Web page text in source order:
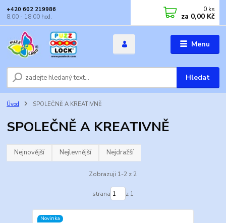
Menu
Hledat
+420 602 219986
8.00 - 18.00 hod.
0 ks
za 0,00 Kč
Úvod SPOLEČNĚ A KREATIVNĚ
SPOLEČNĚ A KREATIVNĚ
Nejnovější Nejlevnější Nejdražší
Zobrazuji 1-2 z 2
strana z 1
Novinka